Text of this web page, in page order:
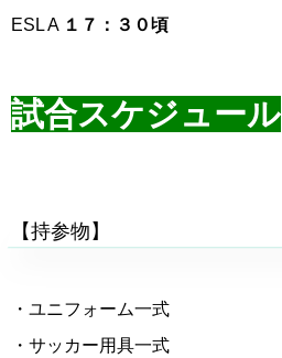
ESL A １７：３０頃
試合スケジュール
【持参物】
・ユニフォーム一式
・サッカー用具一式